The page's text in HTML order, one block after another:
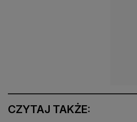
CZYTAJ TAKŻE: